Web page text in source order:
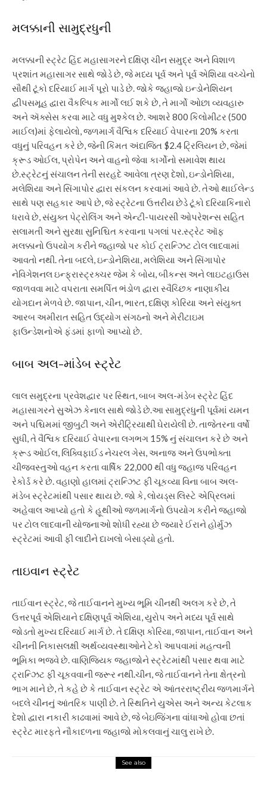
મલક્કાની સામુદ્રધુની
મલક્કાની સ્ટ્રેટ હિંદ મહાસાગરને દક્ષિણ ચીન સમુદ્ર અને વિશાળ
પ્રશાંત મહાસાગર સાથે જોડે છે, જે મધ્ય પૂર્વ અને પૂર્વ એશિયા વચ્ચેનો
સૌથી ટૂંકો દરિયાઈ માર્ગ પૂરો પાડે છે. જોકે જહાજો ઇન્ડોનેશિયન
દ્વીપસમૂહ દ્વારા વૈકલ્પિક માર્ગો લઈ શકે છે, તે માર્ગો ઓછા વ્યવહારુ
અને ઍક્સેસ કરવા માટે વધુ મુશ્કેલ છે.આશરે 800 કિલોમીટર (500
માઈલ)માં ફેલાયેલો, જળમાર્ગ વૈશ્વિક દરિયાઈ વેપારના 20% કરતા
વધુનું પરિવહન કરે છે, જેની કિંમત અંદાજિત $2.4 ટ્રિલિયન છે, જેમાં
ક્રૂડ ઓઈલ, પ્રોપેન અને વાહનો જેવા કાર્ગોનો સમાવેશ થાય
છે.સ્ટ્રેટનું સંચાલન તેની સરહદે આવેલા ત્રણ દેશો, ઇન્ડોનેશિયા,
મલેશિયા અને સિંગાપોર દ્વારા સંકલન કરવામાં આવે છે. તેઓ થાઈલેન્ડ
સાથે પણ સહકાર આપે છે, જે સ્ટ્રેટના ઉત્તરીય છેડે ટૂંકો દરિયાકિનારો
ધરાવે છે, સંયુક્ત પેટ્રોલિંગ અને એન્ટી-પાયરસી ઓપરેશન્સ સહિત
સલામતી અને સુરક્ષા સુનિશ્ચિત કરવાના પગલાં પર.સ્ટ્રેટ ઑફ
મલક્કાનો ઉપયોગ કરીને જહાજો પર કોઈ ટ્રાન્ઝિટ ટોલ લાદવામાં
આવતો નથી. તેના બદલે, ઇન્ડોનેશિયા, મલેશિયા અને સિંગાપોર
નેવિગેશનલ ઇન્ફ્રાસ્ટ્રક્ચર જેમ કે બોય, બીકન્સ અને લાઇટહાઉસ
જાળવવા માટે વપરાતા સમર્પિત ભંડોળ દ્વારા સ્વૈચ્છિક નાણાકીય
યોગદાન મેળવે છે.જાપાન, ચીન, ભારત, દક્ષિણ કોરિયા અને સંયુક્ત
આરબ અમીરાત સહિત ઉદ્યોગ સંગઠનો અને મેરીટાઇમ
ફાઉન્ડેશનોએ ફંડમાં ફાળો આપ્યો છે.
બાબ અલ-માંડેબ સ્ટ્રેટ
લાલ સમુદ્રના પ્રવેશદ્વાર પર સ્થિત, બાબ અલ-મંડેબ સ્ટ્રેટ હિંદ
મહાસાગરને સુએઝ કેનાલ સાથે જોડે છે.આ સામુદ્રધુની પૂર્વમાં યમન
અને પશ્ચિમમાં જીબુટી અને એરીટ્રિયાથી ઘેરાયેલી છે. તાજેતરના વર્ષો
સુધી, તે વૈશ્વિક દરિયાઈ વેપારના લગભગ 15% નું સંચાલન કરે છે અને
ક્રૂડ ઓઈલ, લિક્વિફાઈડ નેચરલ ગેસ, અનાજ અને ઉપભોક્તા
ચીજવસ્તુઓ વહન કરતા વાર્ષિક 22,000 થી વધુ જહાજ પરિવહન
રેકોર્ડ કરે છે.વહાણો હાલમાં ટ્રાન્ઝિટ ફી ચૂકવ્યા વિના બાબ અલ-
મંડેબ સ્ટ્રેટમાંથી પસાર થાય છે. જો કે, લોયડ્સ લિસ્ટે એપ્રિલમાં
અહેવાલ આપ્યો હતો કે હૂથીઓ જળમાર્ગનો ઉપયોગ કરીને જહાજો
પર ટોલ લાદવાની યોજનાઓ શોધી રહ્યા છે જ્યારે ઈરાને હોર્મુઝ
સ્ટ્રેટમાં આવી ફી લાદીને દાખલો બેસાડ્યો હતો.
તાઇવાન સ્ટ્રેટ
તાઈવાન સ્ટ્રેટ, જે તાઈવાનને મુખ્ય ભૂમિ ચીનથી અલગ કરે છે, તે
ઉત્તરપૂર્વ એશિયાને દક્ષિણપૂર્વ એશિયા, યુરોપ અને મધ્ય પૂર્વ સાથે
જોડતો મુખ્ય દરિયાઈ માર્ગ છે. તે દક્ષિણ કોરિયા, જાપાન, તાઈવાન અને
ચીનની નિકાસલક્ષી અર્થવ્યવસ્થાઓને ટેકો આપવામાં મહત્વની
ભૂમિકા ભજવે છે. વાણિજ્યિક જહાજોને સ્ટ્રેટમાંથી પસાર થવા માટે
ટ્રાન્ઝિટ ફી ચૂકવવાની જરૂર નથી.ચીન, જે તાઈવાનને તેના ક્ષેત્રનો
ભાગ માને છે, તે કહે છે કે તાઈવાન સ્ટ્રેટ એ આંતરરાષ્ટ્રીય જળમાર્ગને
બદલે ચીનનું આંતરિક પાણી છે. તે સ્થિતિને યુએસ અને અન્ય કેટલાક
દેશો દ્વારા નકારી કાઢવામાં આવે છે, જે બેઇજિંગના વાંધાઓ હોવા છતાં
સ્ટ્રેટ મારફતે નૌકાદળના જહાજો મોકલવાનું ચાલુ રાખે છે.
See also